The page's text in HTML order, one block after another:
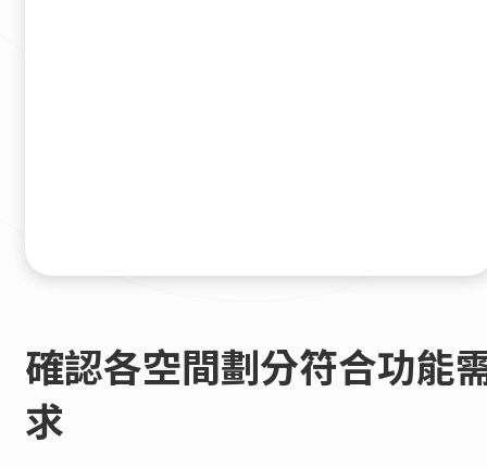
確認各空間劃分符合功能
求